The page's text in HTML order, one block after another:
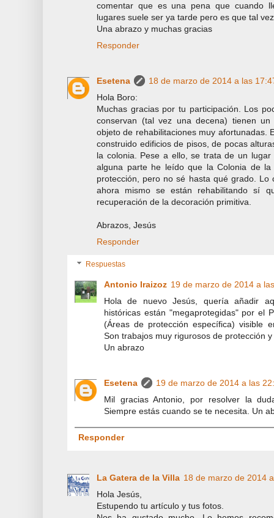
comentar que es una pena que cuando
lugares suele ser ya tarde pero es que tal
Una abrazo y muchas gracias
Responder
Esetena
18 de marzo de 2014 a las
Hola Boro:
Muchas gracias por tu participación. Los
conservan (tal vez una decena) tienen
objeto de rehabilitaciones muy afortunadas.
construido edificios de pisos, de pocas
la colonia. Pese a ello, se trata de un
alguna parte he leído que la Colonia de
protección, pero no sé hasta qué grado. Lo
ahora mismo se están rehabilitando sí
recuperación de la decoración primitiva.
Abrazos, Jesús
Responder
Respuestas
Antonio Iraizoz 19 de marzo de 2014 a
Hola de nuevo Jesús, quería añadir
históricas están "megaprotegidas" por el
(Áreas de protección específica) visible
Son trabajos muy rigurosos de protección
Un abrazo
Esetena
19 de marzo de 2014 a las
Mil gracias Antonio, por resolver la
Siempre estás cuando se te necesita. Un
Responder
La Gatera de la Villa 18 de marzo de 2014
Hola Jesús,
Estupendo tu artículo y tus fotos.